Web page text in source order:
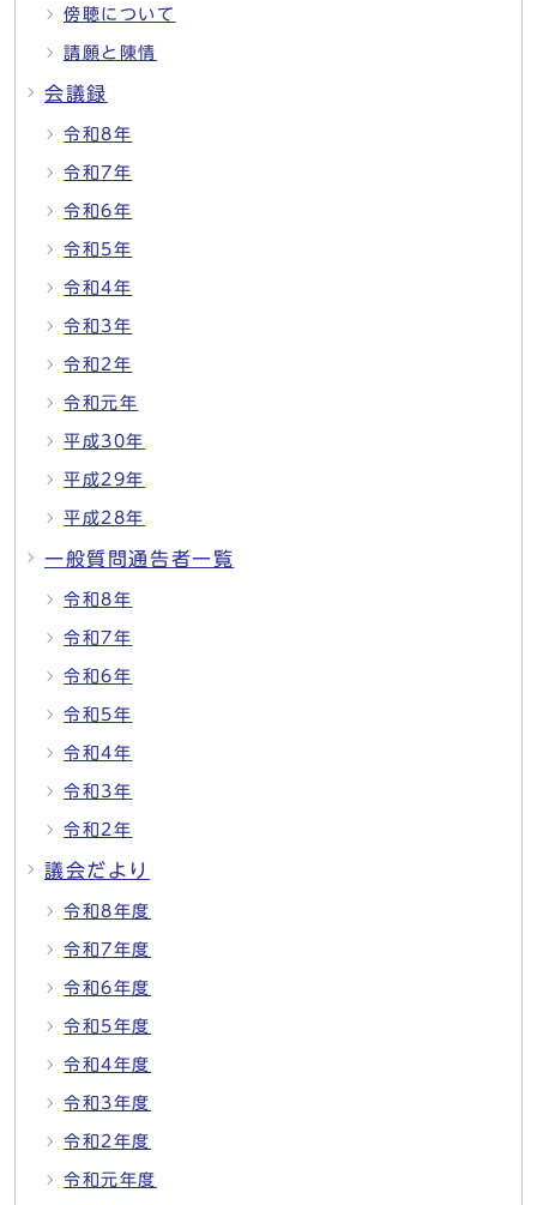
傍聴について
請願と陳情
会議録
令和8年
令和7年
令和6年
令和5年
令和4年
令和3年
令和2年
令和元年
平成30年
平成29年
平成28年
一般質問通告者一覧
令和8年
令和7年
令和6年
令和5年
令和4年
令和3年
令和2年
議会だより
令和8年度
令和7年度
令和6年度
令和5年度
令和4年度
令和3年度
令和2年度
令和元年度